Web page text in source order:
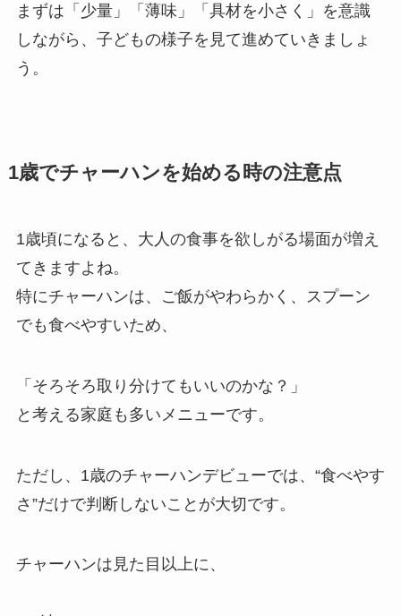
まずは「少量」「薄味」「具材を小さく」を意識
しながら、子どもの様子を見て進めていきましょ
う。
1歳でチャーハンを始める時の注意点
1歳頃になると、大人の食事を欲しがる場面が増え
てきますよね。
特にチャーハンは、ご飯がやわらかく、スプーン
でも食べやすいため、
「そろそろ取り分けてもいいのかな？」
と考える家庭も多いメニューです。
ただし、1歳のチャーハンデビューでは、“食べやす
さ”だけで判断しないことが大切です。
チャーハンは見た目以上に、